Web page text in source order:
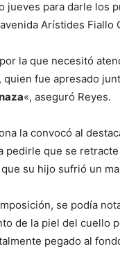
jueves para darle los
Arístides Fiallo
la que necesitó
, quien fue apresado
«, aseguró Reyes.
la convocó al
que se
su hijo sufrió un
se podía
de la piel del cuello
pegado al